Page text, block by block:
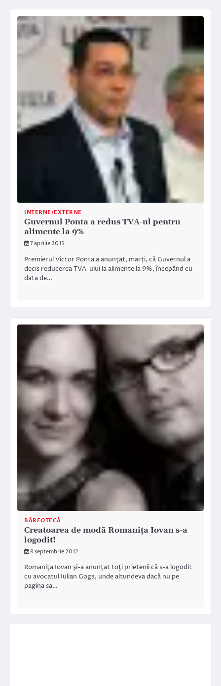
INTERNE/EXTERNE
Guvernul Ponta a redus TVA-ul pentru
alimente la 9%
7 aprilie 2015
Premierul Victor Ponta a anunţat, marți, că Guvernul a
decis reducerea TVA-ului la alimente la 9%, începând cu
data de…
BÂRFOTECĂ
Creatoarea de modă Romaniţa Iovan s-a
logodit!
9 septembrie 2012
Romaniţa Iovan şi-a anunţat toţi prietenii că s-a logodit
cu avocatul Iulian Goga, unde altundeva dacă nu pe
pagina sa…